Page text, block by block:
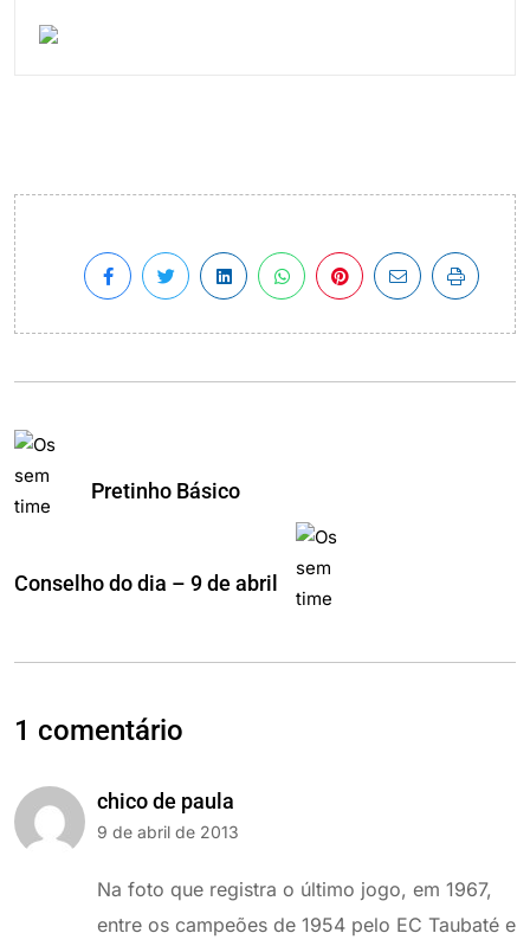
Pretinho Básico
Conselho do dia – 9 de abril
1 comentário
chico de paula
9 de abril de 2013
Na foto que registra o último jogo, em 1967,
entre os campeões de 1954 pelo EC Taubaté e